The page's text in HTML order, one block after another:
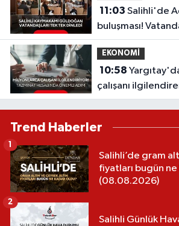
11:03
buluşması!
dinlendi
EKONOMİ
10:58
çalışanı
kararı
Trend Haberler
Salihli’de gram
fiyatları bugün
(08.08.2026)
1
Salihli Günlük
2